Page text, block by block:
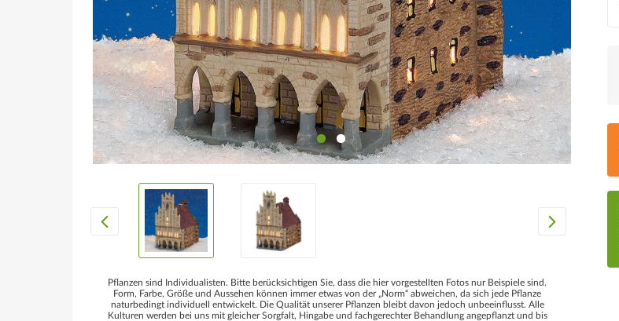
Pflanzen sind Individualisten. Bitte berücksichtigen Sie, dass die hier vorgestellten Fotos nur Beispiele sind.
Form, Farbe, Größe und Aussehen können immer etwas von der „Norm“ abweichen, da sich jede Pflanze
naturbedingt individuell entwickelt. Die Qualität unserer Pflanzen bleibt davon jedoch unbeeinflusst. Alle
Kulturen werden bei uns mit gleicher Sorgfalt, Hingabe und fachgerechter Behandlung angepflanzt und bis